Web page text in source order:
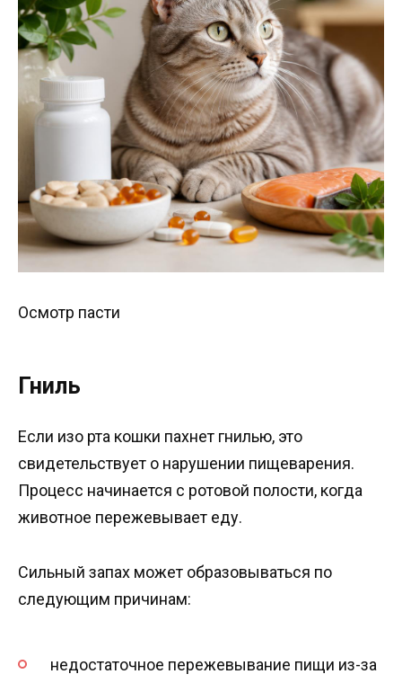
Осмотр пасти
Гниль
Если изо рта кошки пахнет гнилью, это
свидетельствует о нарушении пищеварения.
Процесс начинается с ротовой полости, когда
животное пережевывает еду.
Сильный запах может образовываться по
следующим причинам:
недостаточное пережевывание пищи из-за